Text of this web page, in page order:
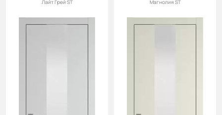
Лайт Грей ST Магнолия ST